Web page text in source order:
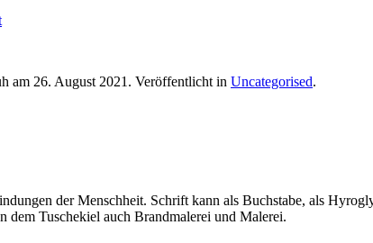
am 26. August 2021 . Veröffentlicht in Uncategorised.
der Menschheit. Schrift kann als Buchstabe, als
dem Tuschekiel auch Brandmalerei und Malerei.